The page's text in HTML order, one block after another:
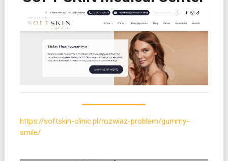
https://softskin-clinic.pl/rozwiaz-problem/gummy-
smile/